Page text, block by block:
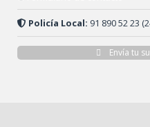
Policía Local: 91 890 52 23
Envía tu